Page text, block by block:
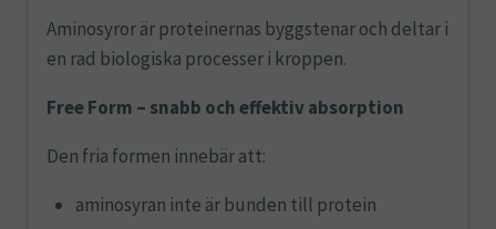
Aminosyror är proteinernas byggstenar och deltar i
en rad biologiska processer i kroppen.
Free Form – snabb och effektiv absorption
Den fria formen innebär att:
aminosyran inte är bunden till protein